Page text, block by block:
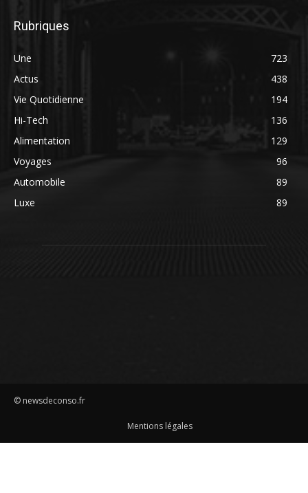
Rubriques
Une
723
Actus
438
Vie Quotidienne
194
Hi-Tech
136
Alimentation
129
Voyages
96
Automobile
89
Luxe
89
© newsdeconso.fr
Mentions légales